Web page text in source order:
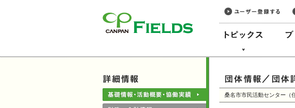
桑名市市民活動センター（